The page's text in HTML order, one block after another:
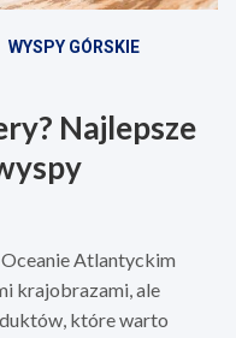
WYSPY GÓRSKIE
Najlepsze
Atlantyckim
krajobrazami, ale
które warto